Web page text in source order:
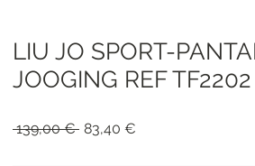
LIU JO SPORT-
JOOGING REF TF2202
139,00 € Precio
83,40 €